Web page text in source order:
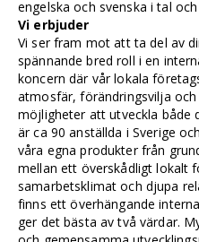
engelska och svenska i tal
Vi erbjuder
Vi ser fram mot att ta del av
spännande bred roll i en
koncern där vår lokala
atmosfär, förändringsvilja
möjligheter att utveckla både
är ca 90 anställda i Sverige
våra egna produkter från
mellan ett överskådligt lokalt
samarbetsklimat och djupa
finns ett överhängande
ger det bästa av två värdar.